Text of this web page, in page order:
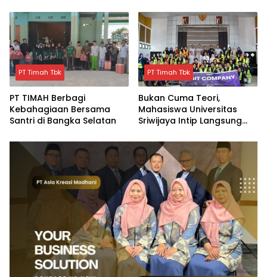
Gratis
PT Timah Tbk
PT TIMAH Berbagi
Kebahagiaan Bersama
Santri di Bangka Selatan
PT Timah Tbk
Bukan Cuma Teori,
Mahasiswa Universitas
Sriwijaya Intip Langsung
TIMAH